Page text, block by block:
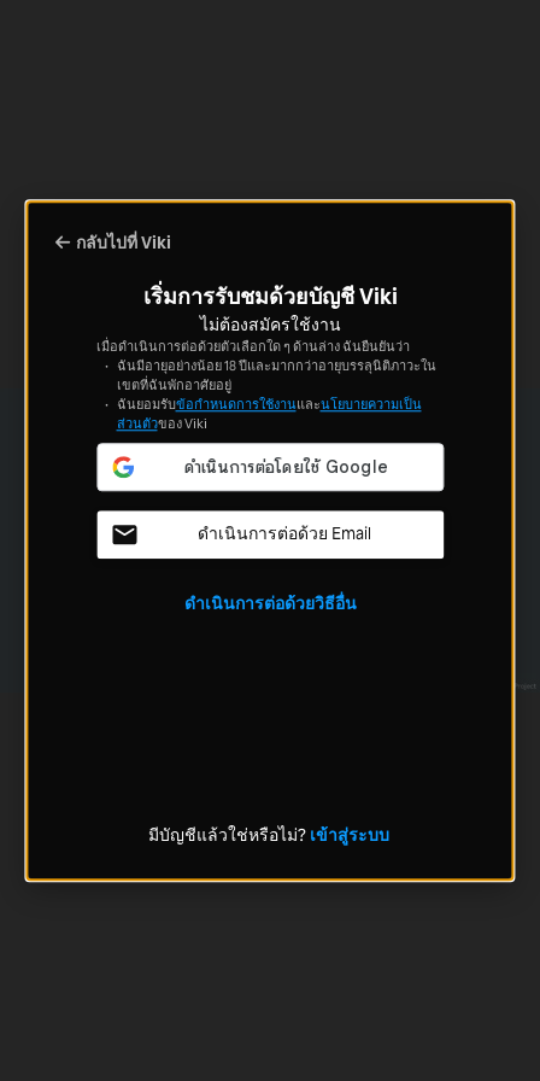
กลับไปที่ Viki
เริ่มการรับชมด้วยบัญชี Viki
ไม่ต้องสมัครใช้งาน
เมื่อดำเนินการต่อด้วยตัวเลือกใด ๆ ด้านล่าง ฉันยืนยันว่า
ฉันมีอายุอย่างน้อย 18 ปีและมากกว่าอายุบรรลุนิติภาวะใน
เขตที่ฉันพักอาศัยอยู่
ฉันยอมรับข้อกำหนดการใช้งานและนโยบายความเป็น
ส่วนตัวของ Viki
ดำเนินการต่อด้วย Email
ดำเนินการต่อด้วยวิธีอื่น
มีบัญชีแล้วใช่หรือไม่? เข้าสู่ระบบ